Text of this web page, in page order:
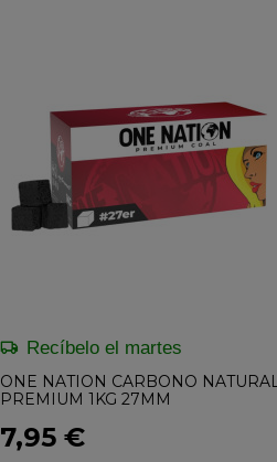
Recíbelo el martes
ONE NATION CARBONO NATURAL
PREMIUM 1KG 27MM
7,95 €